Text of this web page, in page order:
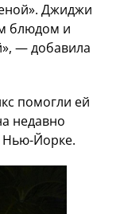
Джиджи
блюдом и
— добавила
помогли ей
недавно
Нью-Йорке.